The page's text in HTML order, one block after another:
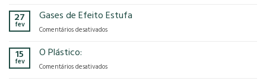
impacto
o
tem
RCRambiental
presença
e
27
fev
Gases de Efeito Estufa
Comentários desativadosem
Estufa
15
fev
O Plástico:
Comentários desativadosem